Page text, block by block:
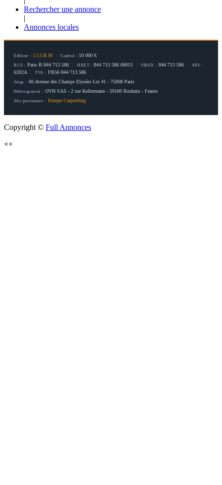
Rechercher une annonce
|
Annonces locales
Éditeur : 2.I.I.B.M Capital : 10 000 €
RCS : Paris B 844 713 586 SIRET : 844 713 586 00015 SIREN : 844 713 586 APE :
6202A TVA : FR56 844 713 586
Siège : 66 Avenue des Champs Elysées Lot 41 - 75008 Paris
Hébergement : OVH SAS - 2 rue Kellermann - 59100 Roubaix - France
Site partenaire : Europe Carpooling
Copyright © Full Annonces
××